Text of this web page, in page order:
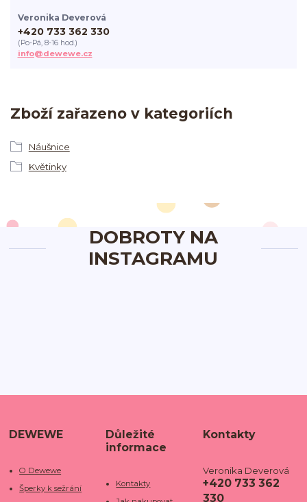
Zboží zařazeno v kategoriích
Náušnice
Květinky
Veronika Deverová
+420 733 362 330
(Po-Pá, 8-16 hod.)
info@dewewe.cz
DOBROTY NA
INSTAGRAMU
DEWEWE
O Dewewe
Šperky k sežrání
Důležité
informace
Kontakty
Kontakty
Veronika Deverová
+420 733 362
330